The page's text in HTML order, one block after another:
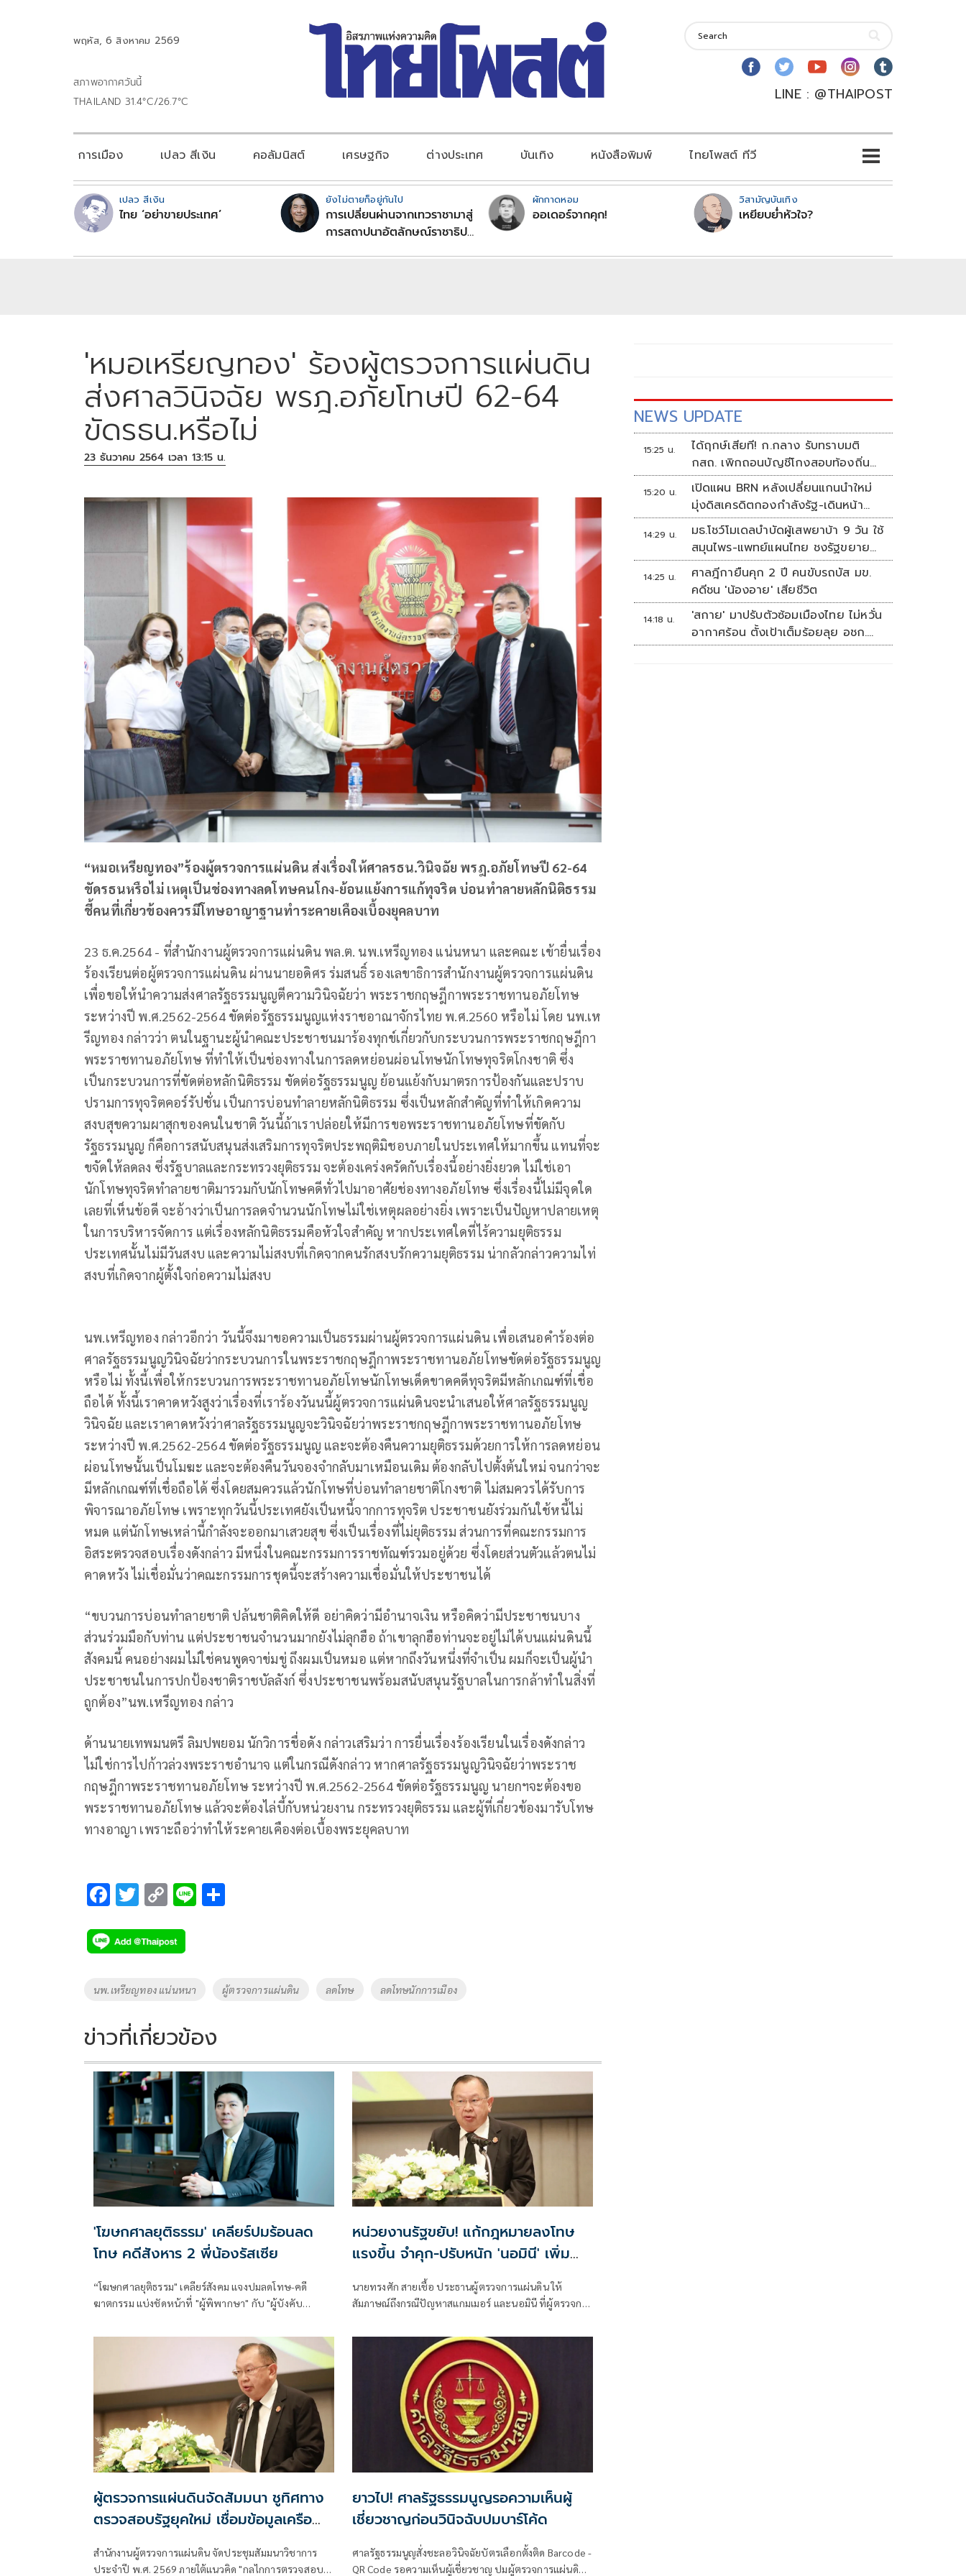
พฤหัส, 6 สิงหาคม 2569
สภาพอากาศวันนี้
THAILAND 31.4°C/26.7°C
LINE : @THAIPOST
การเมือง เปลว สีเงิน คอลัมนิสต์ เศรษฐกิจ ต่างประเทศ บันเทิง หนังสือพิมพ์ ไทยโพสต์ ทีวี
เปลว สีเงิน
ไทย ‘อย่าขายประเทศ’
ยังไม่ตายก็อยู่กันไป
การเปลี่ยนผ่านจากเทวราชามาสู่
การสถาปนาอัตลักษณ์ราชาธิป
ผักกาดหอม
ออเดอร์จากคุก!
วิสามัญบันเทิง
เหยียบย่ำหัวใจ?
'หมอเหรียญทอง' ร้องผู้ตรวจการแผ่นดิน
ส่งศาลวินิจฉัย พรฎ.อภัยโทษปี 62-64
ขัดรธน.หรือไม่
23 ธันวาคม 2564 เวลา 13:15 น.
“หมอเหรียญทอง”ร้องผู้ตรวจการแผ่นดิน ส่งเรื่องให้ศาลรธน.วินิจฉัย พรฎ.อภัยโทษปี 62-64
ขัดรธนหรือไม่ เหตุเป็นช่องทางลดโทษคนโกง-ย้อนแย้งการแก้ทุจริต บ่อนทำลายหลักนิติธรรม
ชี้คนที่เกี่ยวข้องควรมีโทษอาญาฐานทำระคายเคืองเบื้องยุคลบาท
23 ธ.ค.2564 - ที่สำนักงานผู้ตรวจการแผ่นดิน พล.ต. นพ.เหรีญทอง แน่นหนา และคณะ เข้ายื่นเรื่อง
ร้องเรียนต่อผู้ตรวจการแผ่นดิน ผ่านนายอดิศร ร่มสนธิ์ รองเลขาธิการสำนักงานผู้ตรวจการแผ่นดิน
เพื่อขอให้นำความส่งศาลรัฐธรรมนูญตีความวินิจฉัยว่า พระราชกฤษฎีกาพระราชทานอภัยโทษ
ระหว่างปี พ.ศ.2562-2564 ขัดต่อรัฐธรรมนูญแห่งราชอาณาจักรไทย พ.ศ.2560 หรือไม่ โดย นพ.เห
รีญทอง กล่าวว่า ตนในฐานะผู้นำคณะประชาชนมาร้องทุกข์เกี่ยวกับกระบวนการพระราชกฤษฎีกา
พระราชทานอภัยโทษ ที่ทำให้เป็นช่องทางในการลดหย่อนผ่อนโทษนักโทษทุจริตโกงชาติ ซึ่ง
เป็นกระบวนการที่ขัดต่อหลักนิติธรรม ขัดต่อรัฐธรรมนูญ ย้อนแย้งกับมาตรการป้องกันและปราบ
ปรามการทุจริตคอร์รัปชั่น เป็นการบ่อนทำลายหลักนิติธรรม ซึ่งเป็นหลักสำคัญที่ทำให้เกิดความ
สงบสุขความผาสุกของคนในชาติ วันนี้ถ้าเราปล่อยให้มีการขอพระราชทานอภัยโทษที่ขัดกับ
รัฐธรรมนูญ ก็คือการสนับสนุนส่งเสริมการทุจริตประพฤติมิชอบภายในประเทศให้มากขึ้น แทนที่จะ
ขจัดให้ลดลง ซึ่งรัฐบาลและกระทรวงยุติธรรม จะต้องเคร่งครัดกับเรื่องนี้อย่างยิ่งยวด ไม่ใช่เอา
นักโทษทุจริตทำลายชาติมารวมกับนักโทษคดีทั่วไปมาอาศัยช่องทางอภัยโทษ ซึ่งเรื่องนี้ไม่มีจุดใด
เลยที่เห็นข้อดี จะอ้างว่าเป็นการลดจำนวนนักโทษไม่ใช่เหตุผลอย่างยิ่ง เพราะเป็นปัญหาปลายเหตุ
ในการบริหารจัดการ แต่เรื่องหลักนิติธรรมคือหัวใจสำคัญ หากประเทศใดที่ไร้ความยุติธรรม
ประเทศนั้นไม่มีวันสงบ และความไม่สงบที่เกิดจากคนรักสงบรักความยุติธรรม น่ากลัวกล่าวความไท่
สงบที่เกิดจากผู้ตั้งใจก่อความไม่สงบ
นพ.เหรีญทอง กล่าวอีกว่า วันนี้จึงมาขอความเป็นธรรมผ่านผู้ตรวจการแผ่นดิน เพื่อเสนอคำร้องต่อ
ศาลรัฐธรรมนูญวินิจฉัยว่ากระบวนการในพระราชกฤษฎีกาพระราชทานอภัยโทษขัดต่อรัฐธรรมนูญ
หรือไม่ ทั้งนี้เพื่อให้กระบวนการพระราชทานอภัยโทษนักโทษเด็ดขาดคดีทุจริตมีหลักเกณฑ์ที่เชื่อ
ถือได้ ทั้งนี้เราคาดหวังสูงว่าเรื่องที่เราร้องวันนนี้ผู้ตรวจการแผ่นดินจะนำเสนอให้ศาลรัฐธรรมนูญ
วินิจฉัย และเราคาดหวังว่าศาลรัฐธรรมนูญจะวินิจฉัยว่าพระราชกฤษฎีกาพระราชทานอภัยโทษ
ระหว่างปี พ.ศ.2562-2564 ขัดต่อรัฐธรรมนูญ และจะต้องคืนความยุติธรรมด้วยการให้การลดหย่อน
ผ่อนโทษนั้นเป็นโมฆะ และจะต้องคืนวันจองจำกลับมาเหมือนเดิม ต้องกลับไปตั้งต้นใหม่ จนกว่าจะ
มีหลักเกณฑ์ที่เชื่อถือได้ ซึ่งโดยสมควรแล้วนักโทษที่บ่อนทำลายชาติโกงชาติ ไม่สมควรได้รับการ
พิจารณาอภัยโทษ เพราะทุกวันนี้ประเทศยังเป็นหนี้จากการทุจริต ประชาชนยังร่วมกันใช้หนี้ไม่
หมด แต่นักโทษเหล่านี้กำลังจะออกมาเสวยสุข ซึ่งเป็นเรื่องที่ไม่ยุติธรรม ส่วนการที่คณะกรรมการ
อิสระตรวจสอบเรื่องดังกล่าว มีหนึ่งในคณะกรรมการราชทัณฑ์รวมอยู่ด้วย ซึ่งโดยส่วนตัวแล้วตนไม่
คาดหวัง ไม่เชื่อมั่นว่าคณะกรรมการชุดนี้จะสร้างความเชื่อมั่นให้ประชาชนได้
“ขบวนการบ่อนทำลายชาติ ปล้นชาติคิดให้ดี อย่าคิดว่ามีอำนาจเงิน หรือคิดว่ามีประชาชนบาง
ส่วนร่วมมือกับท่าน แต่ประชาชนจำนวนมากยังไม่ลุกฮือ ถ้าเขาลุกฮือท่านจะอยู่ไม่ได้บนแผ่นดินนี้
สังคมนี้ คนอย่างผมไม่ใช่คนพูดจาข่มขู่ ถึงผมเป็นหมอ แต่หากถึงวันหนึ่งที่จำเป็น ผมก็จะเป็นผู้นำ
ประชาชนในการปกป้องชาติราชบัลลังก์ ซึ่งประชาชนพร้อมสนับสนุนรัฐบาลในการกล้าทำในสิ่งที่
ถูกต้อง”นพ.เหรีญทอง กล่าว
ด้านนายเทพมนตรี ลิมปพยอม นักวิการชื่อดัง กล่าวเสริมว่า การยื่นเรื่องร้องเรียนในเรื่องดังกล่าว
ไม่ใช่การไปก้าวล่วงพระราชอำนาจ แต่ในกรณีดังกล่าว หากศาลรัฐธรรมนูญวินิจฉัยว่าพระราช
กฤษฎีกาพระราชทานอภัยโทษ ระหว่างปี พ.ศ.2562-2564 ขัดต่อรัฐธรรมนูญ นายกฯจะต้องขอ
พระราชทานอภัยโทษ แล้วจะต้องไล่บี้กับหน่วยงาน กระทรวงยุติธรรม และผู้ที่เกี่ยวข้องมารับโทษ
ทางอาญา เพราะถือว่าทำให้ระคายเคืองต่อเบื้องพระยุคลบาท
F
e
b
o
k
T
tt
er
C
p
y
Li
k
Li
Tags
นพ.เหรียญทอง แน่นหนา ผู้ตรวจการแผ่นดิน ลดโทษ ลดโทษนักการเมือง
ข่าวที่เกี่ยวข้อง
'โฆษกศาลยุติธรรม' เคลียร์ปมร้อนลด
โทษ คดีสังหาร 2 พี่น้องรัสเซีย
“โฆษกศาลยุติธรรม" เคลียร์สังคม แจงปมลดโทษ-คดี
ฆาตกรรม แบ่งชัดหน้าที่ "ผู้พิพากษา" กับ "ผู้บังคับ
หน่วยงานรัฐขยับ! แก้กฎหมายลงโทษ
แรงขึ้น จำคุก-ปรับหนัก 'นอมินี' เพิ่ม
ฐานความผิดฟอกเงิน ยึดที่ดินด้วย
นายทรงศัก สายเชื้อ ประธานผู้ตรวจการแผ่นดิน ให้
สัมภาษณ์ถึงกรณีปัญหาสแกมเมอร์ และนอมินี ที่ผู้ตรวจการ
ประเทศเพื่อนบ้านและต่างประเทศ อาทิ เรื่องสแกมเมอร์
ผู้ตรวจการแผ่นดินได้ลงพื้นที่ตามรอยแนวชายแดนหลาย
ผู้ตรวจการแผ่นดินจัดสัมมนา ชูทิศทาง
ตรวจสอบรัฐยุคใหม่ เชื่อมข้อมูลเครือ
สำนักงานผู้ตรวจการแผ่นดิน จัดประชุมสัมมนาวิชาการ
ประจำปี พ.ศ. 2569 ภายใต้แนวคิด "กลไกการตรวจสอบ
ยาวไป! ศาลรัฐธรรมนูญรอความเห็นผู้
เชี่ยวชาญก่อนวินิจฉับปมบาร์โค้ด
ศาลรัฐธรรมนูญสั่งชะลอวินิจฉัยบัตรเลือกตั้งติด Barcode -
QR Code รอความเห็นผู้เชี่ยวชาญ ปมผู้ตรวจการแผ่นดิน
NEWS UPDATE
15:25 น.
ได้ฤกษ์เสียที! ก.กลาง รับทราบมติ
กสถ. เพิกถอนบัญชีโกงสอบท้องถิ่น
5,925 ราย
15:20 น.
เปิดแผน BRN หลังเปลี่ยนแกนนำใหม่
มุ่งดิสเครดิตกองกำลังรัฐ-เดินหน้า
ผลิตแนวร่วม
14:29 น.
มธ.โชว์โมเดลบำบัดผู้เสพยาบ้า 9 วัน ใช้
สมุนไพร-แพทย์แผนไทย ชงรัฐขยาย
ผล
14:25 น.
ศาลฎีกายืนคุก 2 ปี คนขับรถบัส มข.
คดีชน 'น้องอาย' เสียชีวิต
14:18 น.
'สกาย' มาปรับตัวซ้อมเมืองไทย ไม่หวั่น
อากาศร้อน ตั้งเป้าเต็มร้อยลุย อชก.
2026